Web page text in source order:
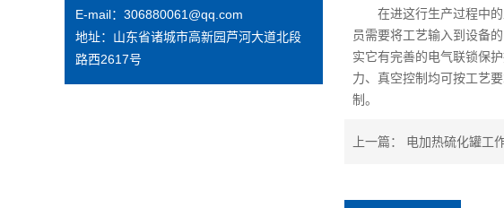
E-mail：306880061@qq.com
地址：山东省诸城市高新园芦河大道北段
路西2617号
在进这行生产过程中的
员需要将工艺输入到设备
实它有完善的电气联锁保
力、真空控制均可按工艺
制。
上一篇： 电加热硫化罐工